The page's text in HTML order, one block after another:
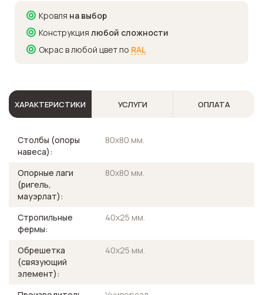
Кровля на выбор
Конструкция любой сложности
Окрас в любой цвет по RAL
ХАРАКТЕРИСТИКИ УСЛУГИ ОПЛАТА
Столбы (опоры
навеса):
80х80 мм.
Опорные лаги
(ригель,
мауэрлат):
80х80 мм.
Стропильные
фермы:
40х25 мм.
Обрешетка
(связующий
элемент):
40х25 мм.